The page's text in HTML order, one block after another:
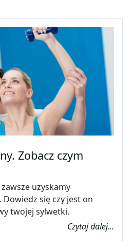
Zobacz czym
uzyskamy
się czy jest on
twojej sylwetki.
Czytaj dalej...